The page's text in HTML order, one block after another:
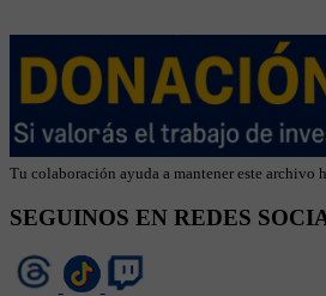
Tu colaboración ayuda a mantener este archivo
SEGUINOS EN REDES